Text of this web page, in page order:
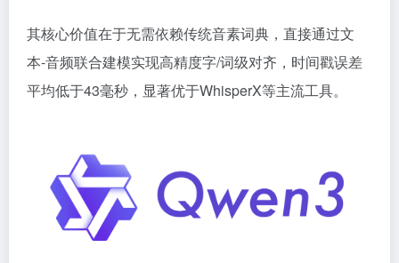
其核心价值在于无需依赖传统音素词典，直接通过文
本-音频联合建模实现高精度字/词级对齐，时间戳误差
平均低于43毫秒，显著优于WhisperX等主流工具。